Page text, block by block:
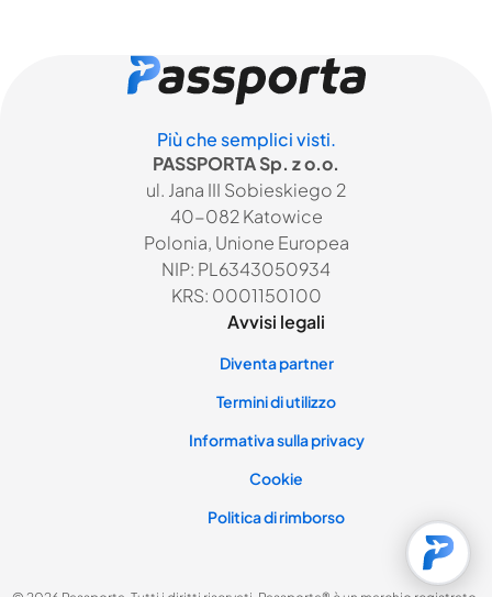
Più che semplici visti.
PASSPORTA Sp. z o.o.
ul. Jana III Sobieskiego 2
40-082 Katowice
Polonia, Unione Europea
NIP: PL6343050934
KRS: 0001150100
Avvisi legali
Diventa partner
Termini di utilizzo
Informativa sulla privacy
Cookie
Politica di rimborso